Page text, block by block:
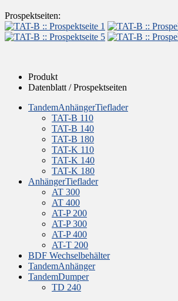
Prospektseiten:
Produkt
Datenblatt / Prospektseiten
TandemAnhängerTieflader
TAT-B 110
TAT-B 140
TAT-B 180
TAT-K 110
TAT-K 140
TAT-K 180
AnhängerTieflader
AT 300
AT 400
AT-P 200
AT-P 300
AT-P 400
AT-T 200
BDF Wechselbehälter
TandemAnhänger
TandemDumper
TD 240